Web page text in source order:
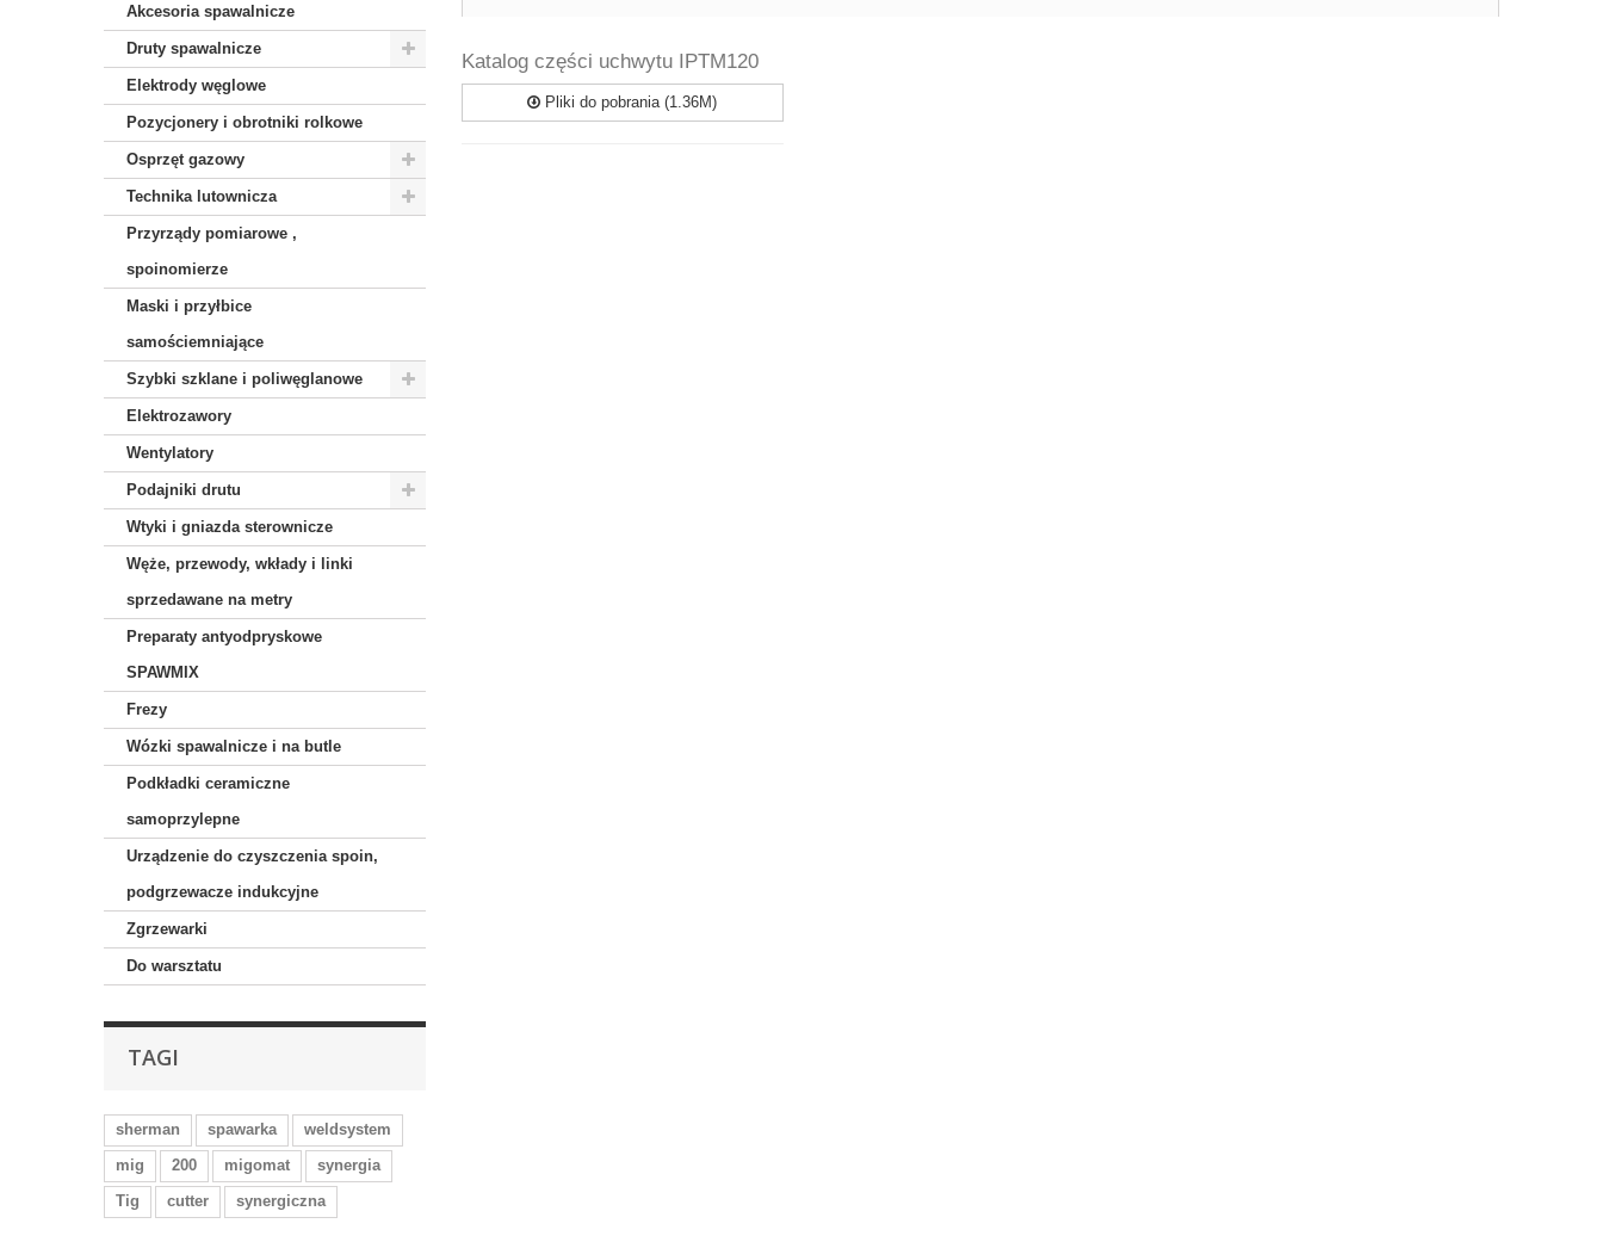
Akcesoria spawalnicze
Druty spawalnicze
Elektrody węglowe
Pozycjonery i obrotniki rolkowe
Osprzęt gazowy
Technika lutownicza
Przyrządy pomiarowe ,
spoinomierze
Maski i przyłbice
samościemniające
Szybki szklane i poliwęglanowe
Elektrozawory
Wentylatory
Podajniki drutu
Wtyki i gniazda sterownicze
Węże, przewody, wkłady i linki
sprzedawane na metry
Preparaty antyodpryskowe
SPAWMIX
Frezy
Wózki spawalnicze i na butle
Podkładki ceramiczne
samoprzylepne
Urządzenie do czyszczenia spoin,
podgrzewacze indukcyjne
Zgrzewarki
Do warsztatu
TAGI
sherman spawarka
weldsystem
mig
200 migomat
synergia
Tig
cutter synergiczna
Katalog części uchwytu IPTM120
Pliki do pobrania (1.36M)